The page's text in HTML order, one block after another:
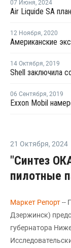
07 Июня, 2024
12 Ноября, 2020
14 Октября, 2019
06 Сентября, 2019
Exxon Mobil
21 Октября, 2024
"Синтез
пилотные
Маркет Репорт--
Дзержинск)
губернатора